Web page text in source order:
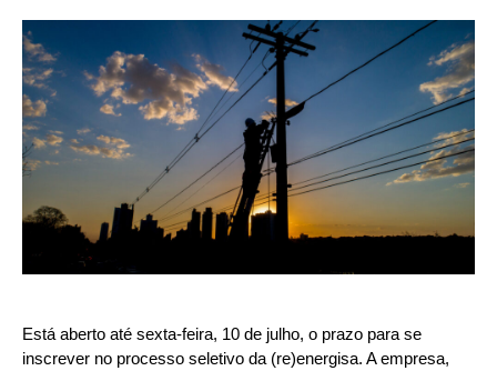
Está aberto até sexta-feira, 10 de julho, o prazo para se
inscrever no processo seletivo da (re)energisa. A empresa,